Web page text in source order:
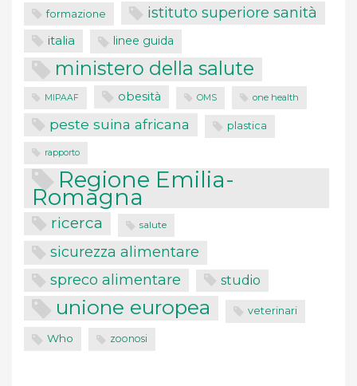
formazione istituto superiore sanità
italia linee guida
ministero della salute
MIPAAF obesità OMS one health
peste suina africana plastica
rapporto
Regione Emilia-
Romagna
ricerca salute
sicurezza alimentare
spreco alimentare studio
unione europea veterinari
Who zoonosi